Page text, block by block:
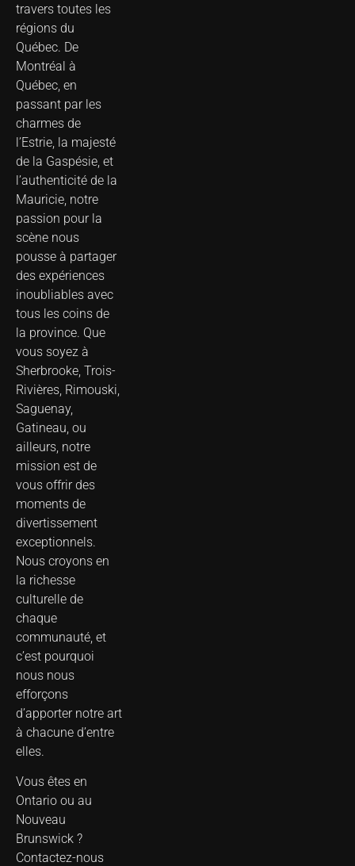
travers toutes les
régions du
Québec. De
Montréal à
Québec, en
passant par les
charmes de
l’Estrie, la majesté
de la Gaspésie, et
l’authenticité de la
Mauricie, notre
passion pour la
scène nous
pousse à partager
des expériences
inoubliables avec
tous les coins de
la province. Que
vous soyez à
Sherbrooke, Trois-
Rivières, Rimouski,
Saguenay,
Gatineau, ou
ailleurs, notre
mission est de
vous offrir des
moments de
divertissement
exceptionnels.
Nous croyons en
la richesse
culturelle de
chaque
communauté, et
c’est pourquoi
nous nous
efforçons
d’apporter notre art
à chacune d’entre
elles.
Vous êtes en
Ontario ou au
Nouveau
Brunswick ?
Contactez-nous